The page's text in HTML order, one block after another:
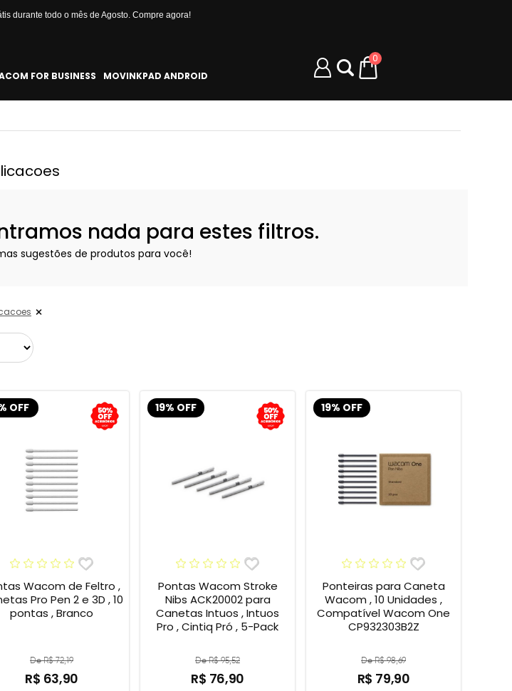
durante todo o mês de Agosto. Compre agora!
FOR BUSINESS MOVINKPAD ANDROID
0
nada para estes filtros.
sugestões de produtos para você!
OFF
Wacom de Feltro ,
Pro Pen 2 e 3D , 10
pontas , Branco
De R$ 72,19
R$ 63,90
19% OFF
Pontas Wacom Stroke
Nibs ACK20002 para
Canetas Intuos , Intuos
Pro , Cintiq Pró , 5-Pack
De R$ 95,52
R$ 76,90
19% OFF
Ponteiras para Caneta
Wacom , 10 Unidades ,
Compatível Wacom One
CP932303B2Z
De R$ 98,69
R$ 79,90